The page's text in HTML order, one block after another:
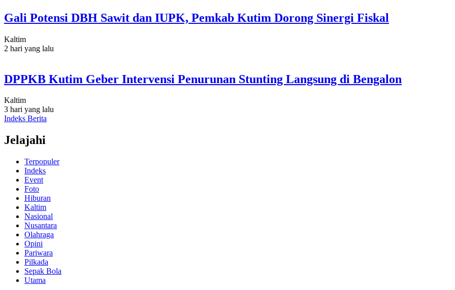
Gali Potensi DBH Sawit dan IUPK, Pemkab Kutim Dorong Sinergi Fiskal
Kaltim
2 hari yang lalu
DPPKB Kutim Geber Intervensi Penurunan Stunting Langsung di Bengalon
Kaltim
3 hari yang lalu
Indeks Berita
Jelajahi
Terpopuler
Indeks
Event
Foto
Hiburan
Kaltim
Nasional
Nusantara
Olahraga
Opini
Pariwara
Pilkada
Sepak Bola
Utama